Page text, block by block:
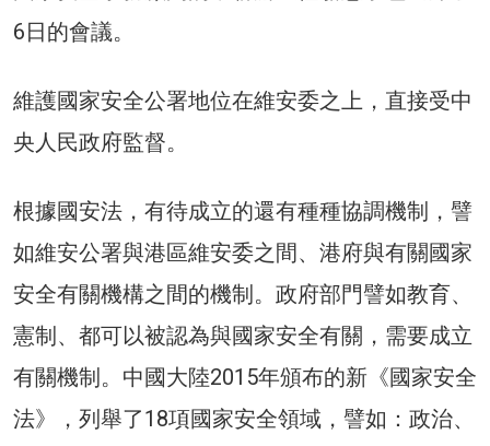
6日的會議。
維護國家安全公署地位在維安委之上，直接受中
央人民政府監督。
根據國安法，有待成立的還有種種協調機制，譬
如維安公署與港區維安委之間、港府與有關國家
安全有關機構之間的機制。政府部門譬如教育、
憲制、都可以被認為與國家安全有關，需要成立
有關機制。中國大陸2015年頒布的新《國家安全
法》，列舉了18項國家安全領域，譬如：政治、